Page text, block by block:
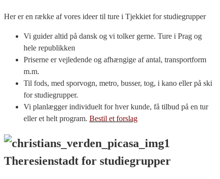
Her er en række af vores ideer til ture i Tjekkiet for studiegrupper
Vi guider altid på dansk og vi tolker gerne. Ture i Prag og
hele republikken
Priserne er vejledende og afhængige af antal, transportform
m.m.
Til fods, med sporvogn, metro, busser, tog, i kano eller på ski
for studiegrupper.
Vi planlægger individuelt for hver kunde, få tilbud på en tur
eller et helt program. Bestil et forslag
Theresienstadt for studiegrupper